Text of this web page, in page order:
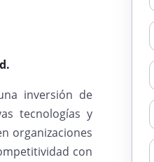
inversión de
tecnologías y
organizaciones
con